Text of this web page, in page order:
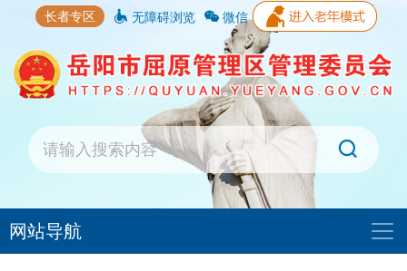
长者专区 无障碍浏览 微信
网站导航